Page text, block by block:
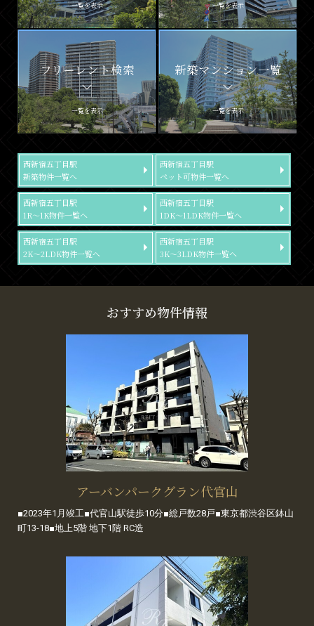
一覧を表示 一覧を表示
フリーレント検索
一覧を表示
新築マンション一覧
一覧を表示
西新宿五丁目駅
新築物件一覧へ
西新宿五丁目駅
ペット可物件一覧へ
西新宿五丁目駅
1R～1K物件一覧へ
西新宿五丁目駅
1DK～1LDK物件一覧へ
西新宿五丁目駅
2K～2LDK物件一覧へ
西新宿五丁目駅
3K～3LDK物件一覧へ
おすすめ物件情報
アーバンパークグラン代官山
■2023年1月竣工■代官山駅徒歩10分■総戸数28戸■東京都渋谷区鉢山
町13-18■地上5階 地下1階 RC造